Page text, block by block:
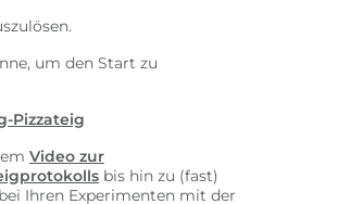
um den Start zu
Pizzateig
Video zur
bis hin zu (fast)
Ihren Experimenten mit der